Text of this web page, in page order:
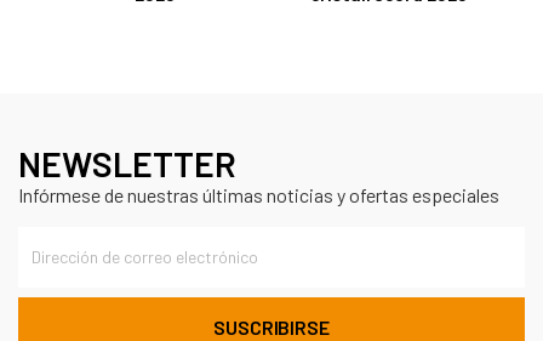
NEWSLETTER
Infórmese de nuestras últimas noticias y ofertas especiales